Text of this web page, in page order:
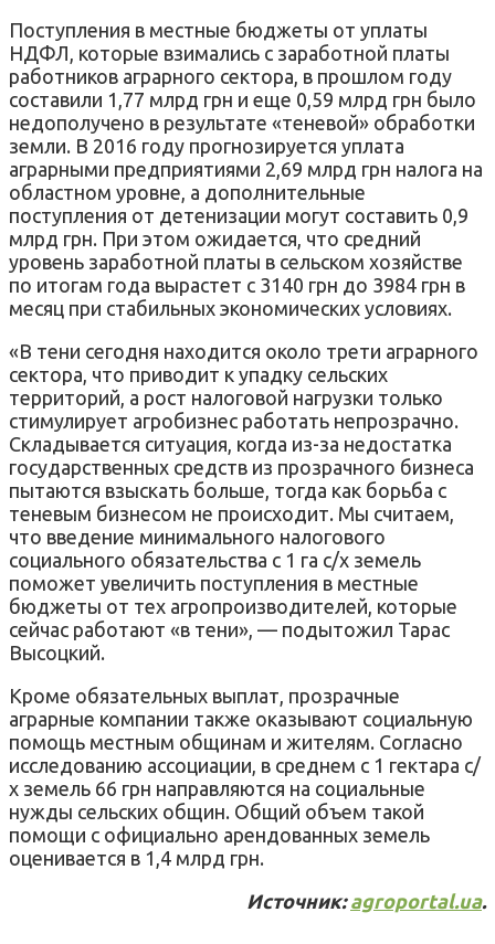
Поступления в местные бюджеты от уплаты
НДФЛ, которые взимались с заработной платы
работников аграрного сектора, в прошлом году
составили 1,77 млрд грн и еще 0,59 млрд грн было
недополучено в результате «теневой» обработки
земли. В 2016 году прогнозируется уплата
аграрными предприятиями 2,69 млрд грн налога на
областном уровне, а дополнительные
поступления от детенизации могут составить 0,9
млрд грн. При этом ожидается, что средний
уровень заработной платы в сельском хозяйстве
по итогам года вырастет с 3140 грн до 3984 грн в
месяц при стабильных экономических условиях.
«В тени сегодня находится около трети аграрного
сектора, что приводит к упадку сельских
территорий, а рост налоговой нагрузки только
стимулирует агробизнес работать непрозрачно.
Складывается ситуация, когда из-за недостатка
государственных средств из прозрачного бизнеса
пытаются взыскать больше, тогда как борьба с
теневым бизнесом не происходит. Мы считаем,
что введение минимального налогового
социального обязательства с 1 га с/х земель
поможет увеличить поступления в местные
бюджеты от тех агропроизводителей, которые
сейчас работают «в тени», — подытожил Тарас
Высоцкий.
Кроме обязательных выплат, прозрачные
аграрные компании также оказывают социальную
помощь местным общинам и жителям. Согласно
исследованию ассоциации, в среднем с 1 гектара с/
х земель 66 грн направляются на социальные
нужды сельских общин. Общий объем такой
помощи с официально арендованных земель
оценивается в 1,4 млрд грн.
Источник:agroportal.ua.